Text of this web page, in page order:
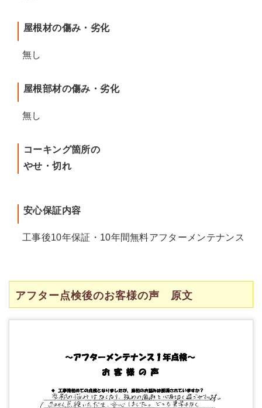
屋根材の傷み・劣化
無し
屋根部材の傷み・劣化
無し
コーキング箇所の
やせ・切れ
安心保証内容
工事後10年保証・10年間無料アフターメンテナンス
アフター点検後のお客様の声 原文